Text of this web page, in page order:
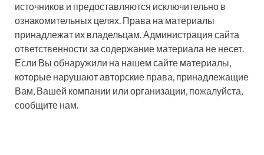
источников и предоставляются исключительно в
ознакомительных целях. Права на материалы
принадлежат их владельцам. Администрация сайта
ответственности за содержание материала не несет.
Если Вы обнаружили на нашем сайте материалы,
которые нарушают авторские права, принадлежащие
Вам, Вашей компании или организации, пожалуйста,
сообщите нам.